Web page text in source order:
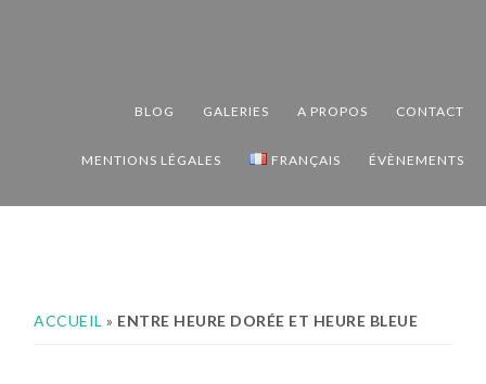
BLOG GALERIES A PROPOS CONTACT
MENTIONS LÉGALES FRANÇAIS ÉVÈNEMENTS
ACCUEIL » ENTRE HEURE DORÉE ET HEURE BLEUE